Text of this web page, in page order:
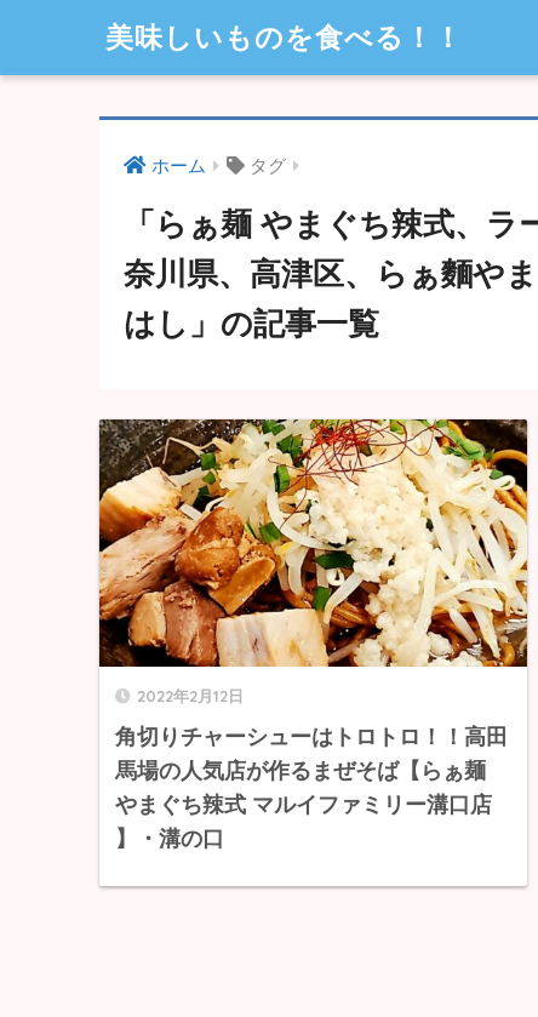
美味しいものを食べる！！
ホーム タグ
「らぁ麺 やまぐち辣式、
奈川県、高津区、らぁ麵や
はし」の記事一覧
2022年2月12日
角切りチャーシューはトロトロ！！高田
馬場の人気店が作るまぜそば【らぁ麺
やまぐち辣式 マルイファミリー溝口店
】・溝の口